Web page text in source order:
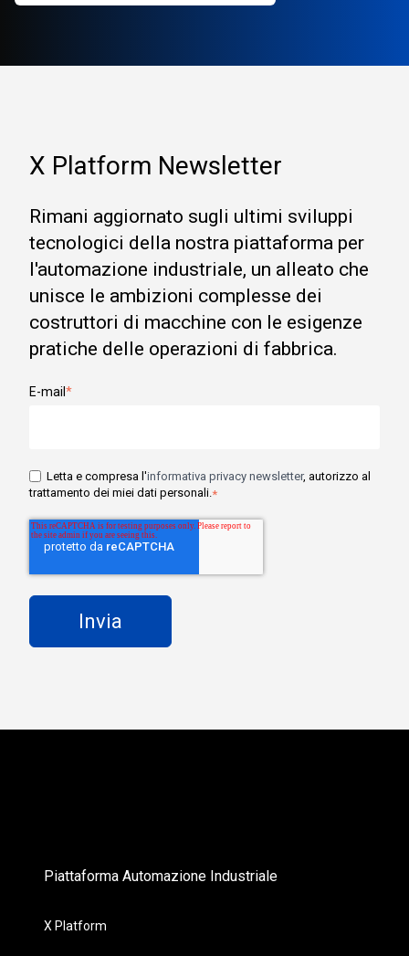
X Platform Newsletter
Rimani aggiornato sugli ultimi sviluppi
tecnologici della nostra piattaforma per
l'automazione industriale, un alleato che
unisce le ambizioni complesse dei
costruttori di macchine con le esigenze
pratiche delle operazioni di fabbrica.
E-mail *
Letta e compresa l'informativa privacy newsletter, autorizzo al
trattamento dei miei dati personali. *
Piattaforma Automazione Industriale
X Platform